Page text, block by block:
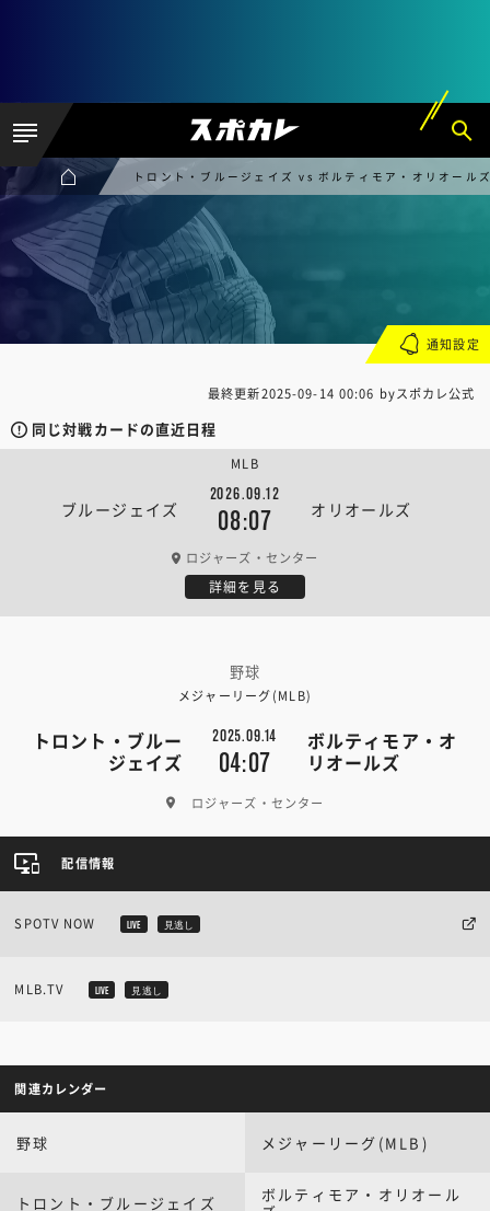
トロント・ブルージェイズ vs ボルティモア・オリオール
最終更新2025-09-14 00:06 byスポカレ公式
同じ対戦カードの直近日程
ブルージェイズ
2026.09.12
08:07 オリオールズ
MLB
ロジャーズ・センター
詳細を見る
野球
メジャーリーグ(MLB)
トロント・ブルー
ジェイズ
2025.09.14
04:07
ボルティモア・オ
リオールズ
ロジャーズ・センター
通知設定
配信情報
SPOTV NOW LIVE 見逃し
MLB.TV LIVE 見逃し
関連カレンダー
野球 メジャーリーグ(MLB)
トロント・ブルージェイズ
ボルティモア・オリオール